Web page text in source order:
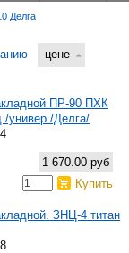
Делга
цене
ПР-90 ПХК
/универ./Делга/
1 670.00 руб
Купить
ЗНЦ-4 титан